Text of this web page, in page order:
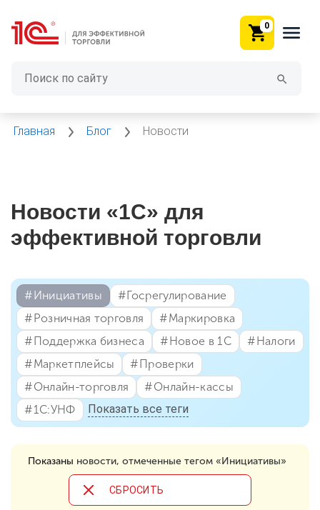
0
Главная Блог Новости
Новости «1С» для
эффективной торговли
#⁣Инициативы
#⁣Госрегулирование
#⁣Розничная торговля
#⁣Маркировка
#⁣Поддержка бизнеса
#⁣Новое в 1С
#⁣Налоги
#⁣Маркетплейсы
#⁣Проверки
#⁣Онлайн-торговля
#⁣Онлайн-кассы
#⁣1С:УНФ
Показать все теги
Показаны новости, отмеченные тегом «Инициативы»
CБРОСИТЬ